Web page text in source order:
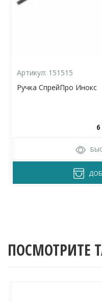
Артикул: 151515
Ручка СпрейПро Инокс
ПОСМОТРИТЕ